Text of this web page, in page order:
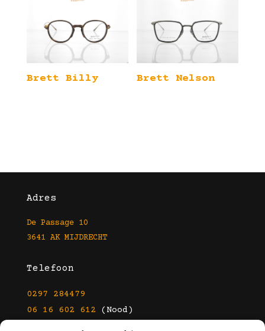
Brett Billy Brett Nelson
Adres
De Passage 10
3641 AK MIJDRECHT
Telefoon
0297 284479
06 16 602 612 (Nood)